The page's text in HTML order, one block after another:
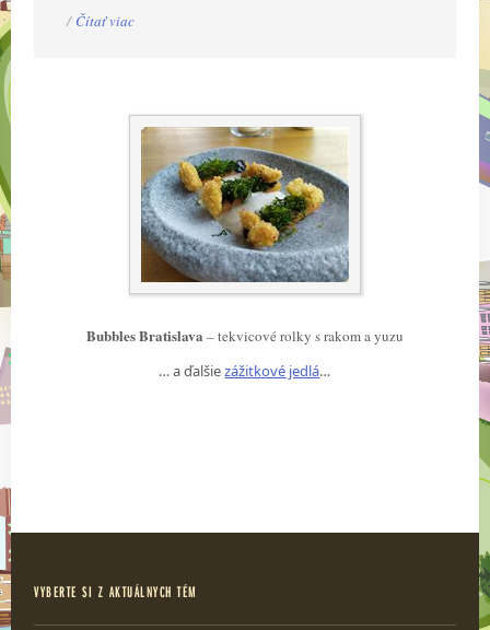
/ Čítať viac
Bubbles Bratislava – tekvicové rolky s rakom a yuzu
… a ďalšiezážitkové jedlá…
VYBERTE SI Z AKTUÁLNYCH TÉM